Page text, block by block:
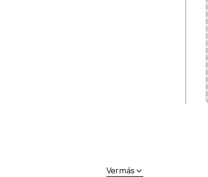
Ver más